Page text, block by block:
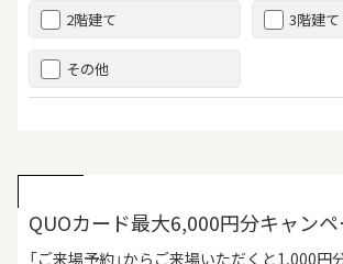
2階建て 3階建て
その他
QUOカード最大6,000円分キャン
「ご来場予約」からご来場いただくと1,000円